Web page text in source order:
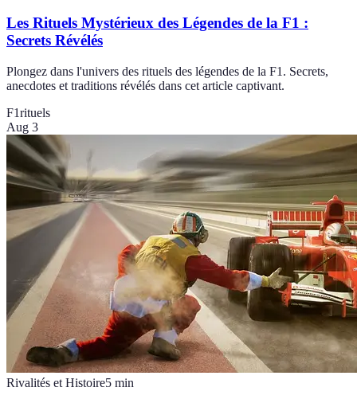
Les Rituels Mystérieux des Légendes de la F1 :
Secrets Révélés
Plongez dans l'univers des rituels des légendes de la F1. Secrets,
anecdotes et traditions révélés dans cet article captivant.
F1rituels
Aug 3
Rivalités et Histoire5 min